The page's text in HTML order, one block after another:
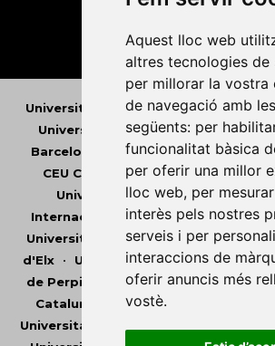
Aquest lloc web
altres tecnologies de
per millorar la vostra
de navegació amb
següents: per
funcionalitat bàsica
per oferir una millor
lloc web, per
interès pels nostres
serveis i per
interaccions de
oferir anuncis més
vostè.
Universitat Abat Oliba CEU•
Universitat d'Andorra•Universitat
Barcelona
Universitat de
CEU Cardenal Herrera•
Universitat de les Illes Balears•
Internacional de Catalunya•
Universitat de Lleida• Universitat
d'Elx• Universitat Oberta de
de Perpinyà Via Domitia•
Catalunya
Universitat Politècnica
Universitat Pompeu Fabra